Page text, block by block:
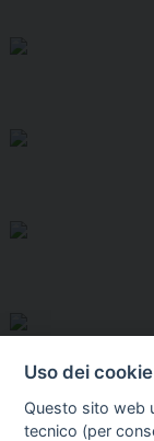
Uso dei cookie
Questo sito web
tecnico (per